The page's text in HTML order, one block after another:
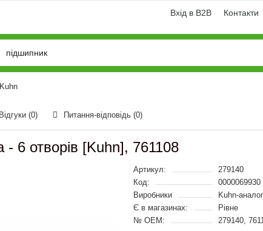
Вхід в B2B Контакти
Відгуки (0) Питання-відповідь (0)
6 отворів [Kuhn], 761108
Артикул:
279140
Код:
0000069930
Виробники
Kuhn-аналог
Є в магазинах:
Рівне
№ OEM:
279140,